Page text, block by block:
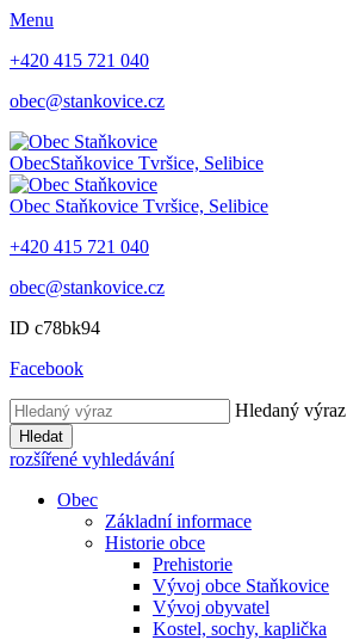
Menu
+420 415 721 040
obec@stankovice.cz
ObecStaňkovice Tvršice, Selibice
Obec Staňkovice Tvršice, Selibice
+420 415 721 040
obec@stankovice.cz
ID c78bk94
Facebook
Hledaný výraz
Hledat
rozšířené vyhledávání
Obec
Základní informace
Historie obce
Prehistorie
Vývoj obce Staňkovice
Vývoj obyvatel
Kostel, sochy, kaplička